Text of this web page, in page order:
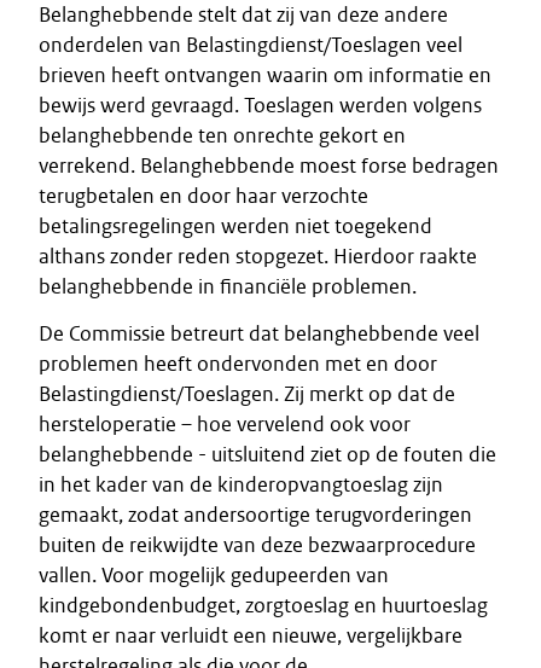
Belanghebbende stelt dat zij van deze andere
onderdelen van Belastingdienst/Toeslagen veel
brieven heeft ontvangen waarin om informatie en
bewijs werd gevraagd. Toeslagen werden volgens
belanghebbende ten onrechte gekort en
verrekend. Belanghebbende moest forse bedragen
terugbetalen en door haar verzochte
betalingsregelingen werden niet toegekend
althans zonder reden stopgezet. Hierdoor raakte
belanghebbende in financiële problemen.
De Commissie betreurt dat belanghebbende veel
problemen heeft ondervonden met en door
Belastingdienst/Toeslagen. Zij merkt op dat de
hersteloperatie – hoe vervelend ook voor
belanghebbende - uitsluitend ziet op de fouten die
in het kader van de kinderopvangtoeslag zijn
gemaakt, zodat andersoortige terugvorderingen
buiten de reikwijdte van deze bezwaarprocedure
vallen. Voor mogelijk gedupeerden van
kindgebondenbudget, zorgtoeslag en huurtoeslag
komt er naar verluidt een nieuwe, vergelijkbare